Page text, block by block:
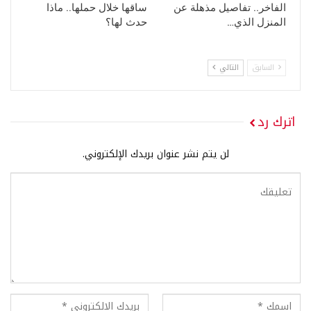
الفاخر.. تفاصيل مذهلة عن
المنزل الذي…
ساقها خلال حملها.. ماذا
حدث لها؟
السابق التالي
اترك رد
لن يتم نشر عنوان بريدك الإلكتروني.